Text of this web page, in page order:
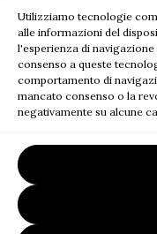
Utilizziamo tecnologie
alle informazioni del
l'esperienza di
consenso a queste
comportamento di
mancato consenso o la
negativamente su alcune
Tel: +39 081 81 81 945
Mail:
JEWELS BLOG
LINK UTILI
2023 |